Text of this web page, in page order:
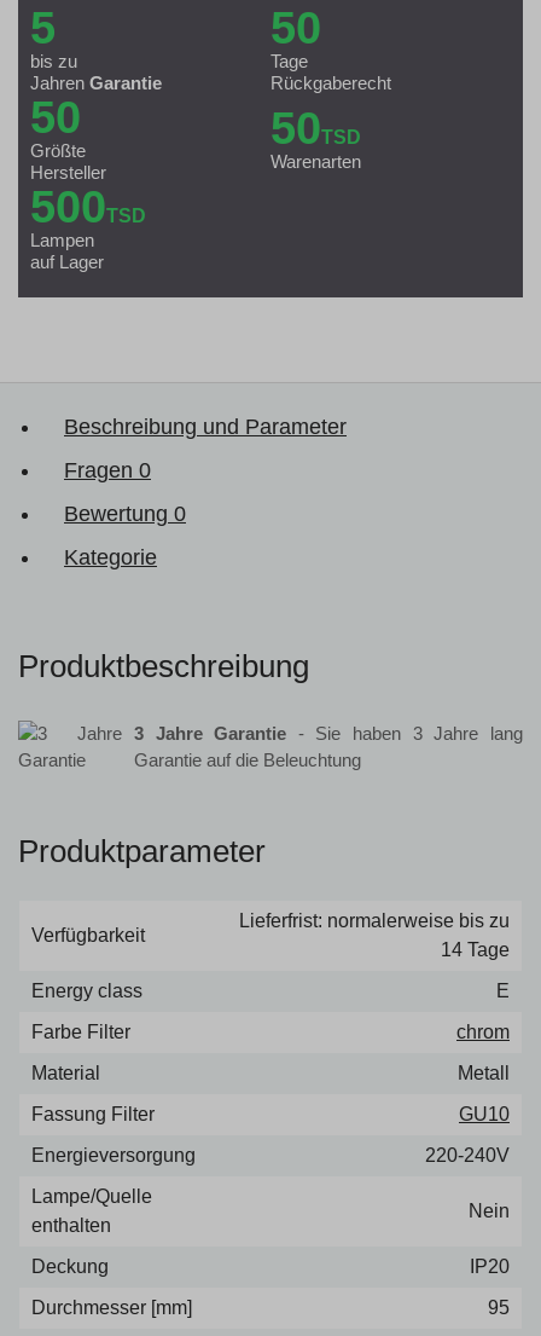
5
bis zu
Jahren Garantie
50
Tage
Rückgaberecht
50
Größte
Hersteller
50TSD
Warenarten
500TSD
Lampen
auf Lager
Beschreibung und Parameter
Fragen 0
Bewertung 0
Kategorie
Produktbeschreibung
3 Jahre Garantie - Sie haben 3 Jahre lang
Garantie auf die Beleuchtung
Produktparameter
Verfügbarkeit
Lieferfrist: normalerweise bis zu
14 Tage
Energy class
E
Farbe Filter
chrom
Material
Metall
Fassung Filter
GU10
Energieversorgung
220-240V
Lampe/Quelle
enthalten
Nein
Deckung
IP20
Durchmesser [mm]
95